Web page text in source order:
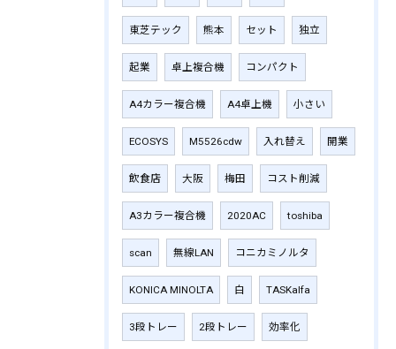
東芝テック 熊本 セット 独立
起業 卓上複合機 コンパクト
A4カラー複合機 A4卓上機 小さい
ECOSYS M5526cdw 入れ替え 開業
飲食店 大阪 梅田 コスト削減
A3カラー複合機 2020AC toshiba
scan 無線LAN コニカミノルタ
KONICA MINOLTA 白 TASKalfa
3段トレー 2段トレー 効率化